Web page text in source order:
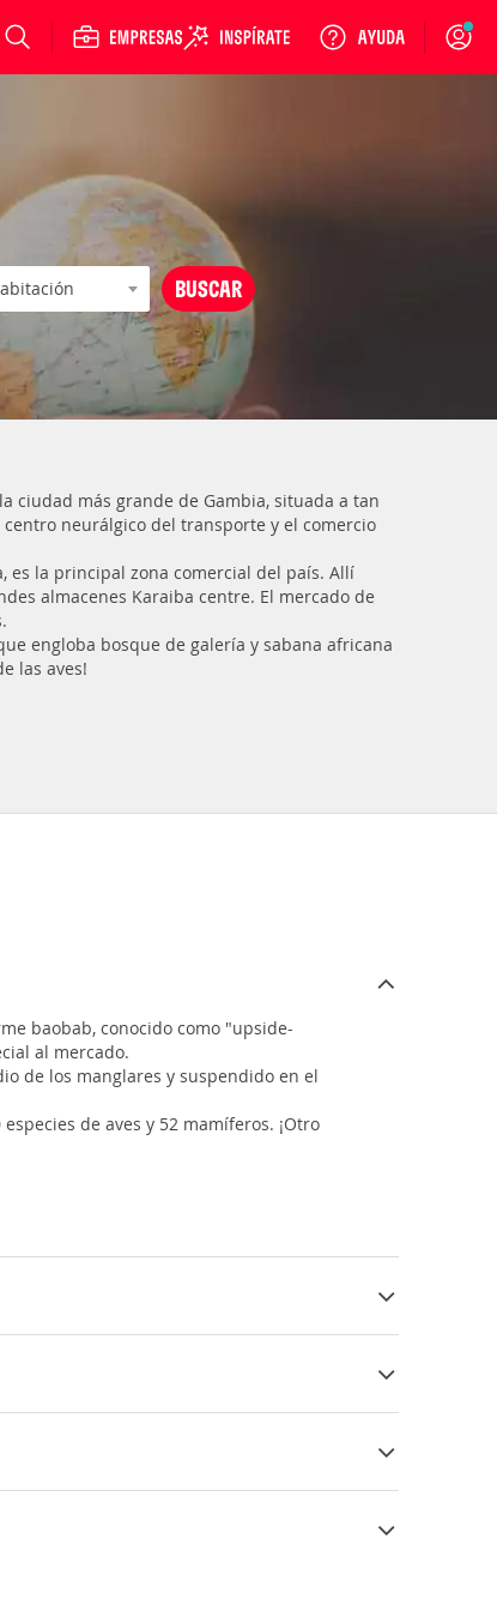
Login
ciudad más grande de Gambia, situada a tan
neurálgico del transporte y el comercio
es la principal zona comercial del país. Allí
almacenes Karaiba centre. El mercado de
engloba bosque de galería y sabana africana
las aves!
baobab, conocido como "upside-
al mercado.
de los manglares y suspendido en el
de aves y 52 mamíferos. ¡Otro
ayuno, laTabaski, la fiesta del cordero, y
pescado se convierte en tie-bou-yap.